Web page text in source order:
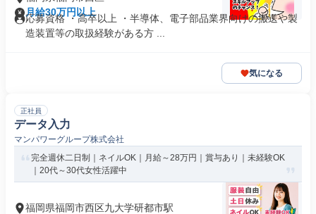
月給30万円以上
応募資格 ・高卒以上 ・半導体、電子部品業界向けの搬送や製
造装置等の取扱経験がある方 ...
気になる
正社員
データ入力
マンパワーグループ株式会社
完全週休二日制｜ネイルOK｜月給～28万円｜賞与あり｜未経験OK
｜20代～30代女性活躍中
福岡県福岡市西区九大学研都市駅